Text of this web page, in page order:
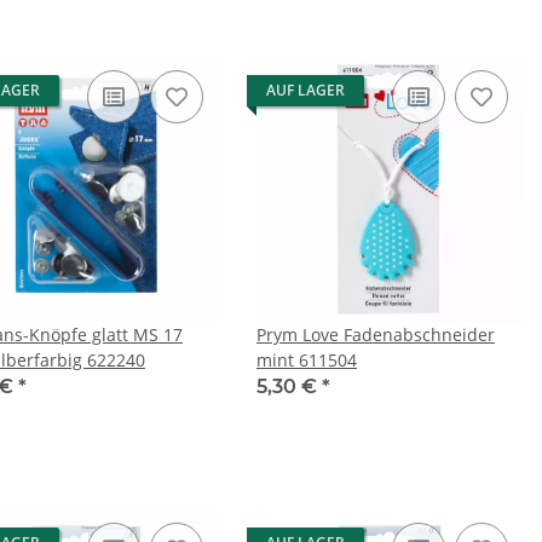
Knöpfe glatt MS 17
622240
*
AUF LAGER
Prym Love Fadenabschneider
mint 611504
5,30 € *